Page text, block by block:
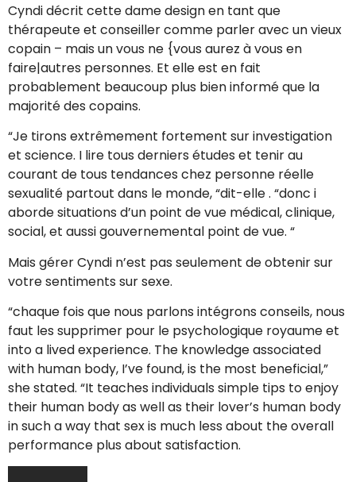
Cyndi décrit cette dame design en tant que
thérapeute et conseiller comme parler avec un vieux
copain – mais un vous ne {vous aurez à vous en
faire|autres personnes. Et elle est en fait
probablement beaucoup plus bien informé que la
majorité des copains.
“Je tirons extrêmement fortement sur investigation
et science. I lire tous derniers études et tenir au
courant de tous tendances chez personne réelle
sexualité partout dans le monde, “dit-elle . “donc i
aborde situations d’un point de vue médical, clinique,
social, et aussi gouvernemental point de vue. “
Mais gérer Cyndi n’est pas seulement de obtenir sur
votre sentiments sur sexe.
“chaque fois que nous parlons intégrons conseils, nous
faut les supprimer pour le psychologique royaume et
into a lived experience. The knowledge associated
with human body, I’ve found, is the most beneficial,”
she stated. “It teaches individuals simple tips to enjoy
their human body as well as their lover’s human body
in such a way that sex is much less about the overall
performance plus about satisfaction.